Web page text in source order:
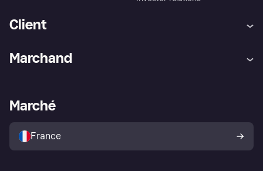
Client
Explorez les magasins
Politique de protection de
l’acheteur Klarna
Marchand
Portail Marchand
Marché
France